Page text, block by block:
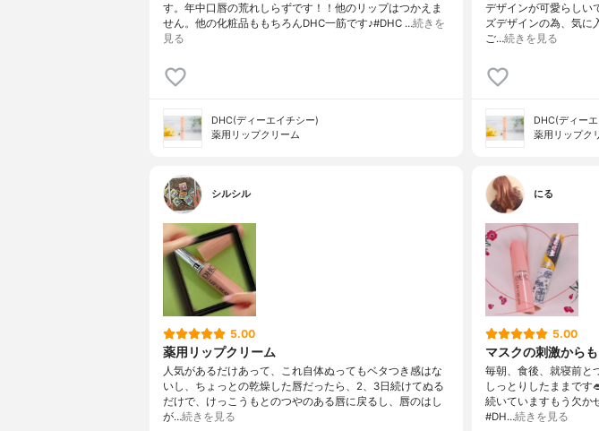
す。年中口唇の荒れしらずです！！他のリップはつかえま
せん。他の化粧品ももちろんDHC一筋です♪#DHC …続きを
見る
DHC(ディーエイチシー)
薬用リップクリーム
デザインが可愛らしい
ズデザインの為、気に
ご…続きを見る
DHC(ディー
薬用リップク
シルシル
5.00
薬用リップクリーム
人気があるだけあって、これ自体ぬってもベタつき感はな
いし、ちょっとの乾燥した唇だったら、2、3日続けてぬる
だけで、けっこうもとのつやのある唇に戻るし、唇のはし
が…続きを見る
にる
5.00
マスクの刺激からも
毎朝、食後、就寝前と
しっとりしたままです
続いていますもう欠か
#DH…続きを見る